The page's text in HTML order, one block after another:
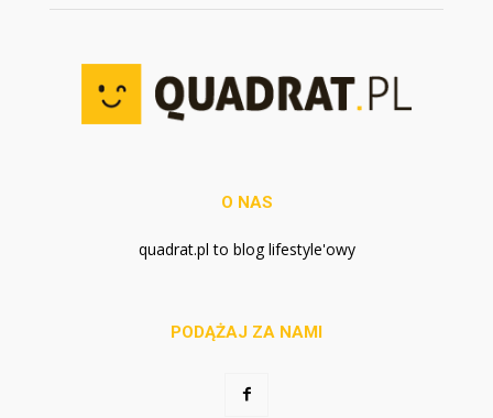
O NAS
quadrat.pl to blog lifestyle'owy
PODĄŻAJ ZA NAMI